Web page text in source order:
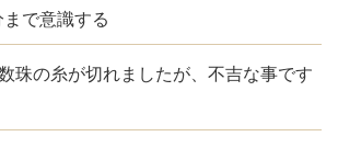
で意識する
珠の糸が切れましたが、不吉な事です